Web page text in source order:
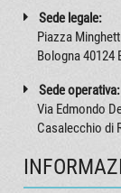
Sede legale:
Piazza
Bologna 40124
Sede operativa:
Via Edmondo
Casalecchio di